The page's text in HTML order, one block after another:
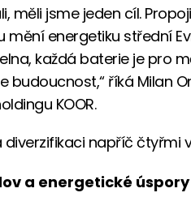
měli jsme jeden cíl.
energetiku střední
každá baterie je pro
budoucnost,“ říká Milan
KOOR.
napříč čtyřmi
a energetické úspory